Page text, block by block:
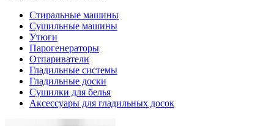
Стиральные машины
Сушильные машины
Утюги
Парогенераторы
Отпариватели
Гладильные системы
Гладильные доски
Сушилки для белья
Аксессуары для гладильных досок